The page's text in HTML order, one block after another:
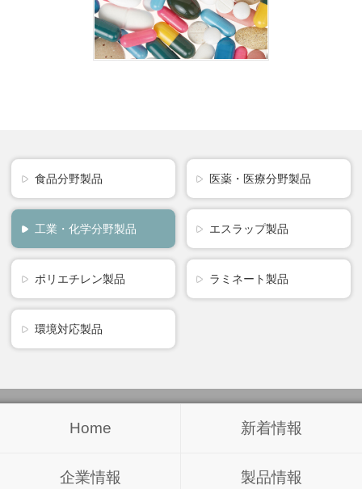
食品分野製品 医薬・医療分野製品
工業・化学分野製品 エスラップ製品
ポリエチレン製品 ラミネート製品
環境対応製品
Home 新着情報
企業情報 製品情報